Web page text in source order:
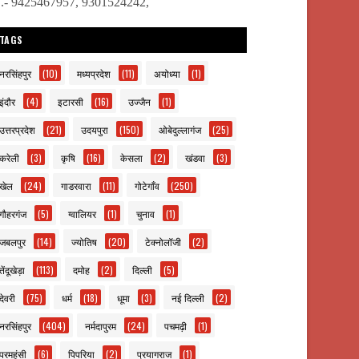
(10) मध्यप्रदेश (11) अयोध्या (1)
(4) इटारसी (16) उज्जैन (1)
(21) उदयपुरा (150) ओबेदुल्लागंज (25)
(3) कृषि (16) केसला (2) खंडवा (3)
(24) गाडरवारा (11) गोटेगाँव (250)
(5) ग्वालियर (1) चुनाव (1)
(14) ज्योतिष (20) टेक्नोलॉजी (2)
(113) दमोह (2) दिल्ली (5)
(75) धर्म (18) धूमा (3) नई दिल्ली (2)
(404) नर्मदापुरम (24) पचमढ़ी (1)
(6) पिपरिया (2) प्रयागराज (1)